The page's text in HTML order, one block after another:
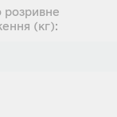
розривне
(кг):